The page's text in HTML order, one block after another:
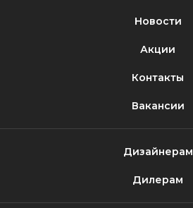
Новости
Акции
Контакты
Вакансии
Дизайнерам
Дилерам